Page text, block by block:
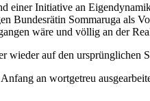
Initiative an
Bundesrätin Sommaruga als
wäre und völlig an der
auf den
an wortgetreu